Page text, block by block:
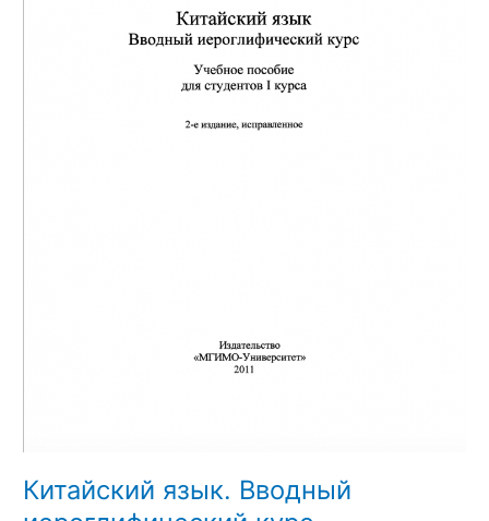
Китайский язык. Вводный